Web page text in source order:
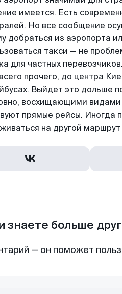
имеется. Есть
Но все сообщение
добраться из аэропорта
такси — не
для частных перевозчиков.
прочего, до центра
Выйдет это дольше
восхищающими
прямые рейсы. Иногда
на другой
знаете больше
— он поможет